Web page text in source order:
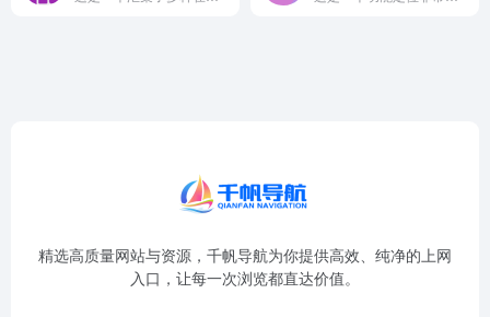
精选高质量网站与资源，千帆导航为你提供高效、纯净的上网
入口，让每一次浏览都直达价值。